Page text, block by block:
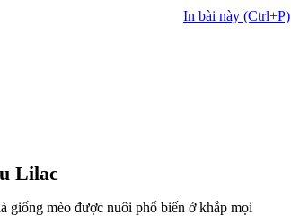
In bài này (Ctrl+P)
Lilac
giống mèo được nuôi phổ biến ở khắp mọi